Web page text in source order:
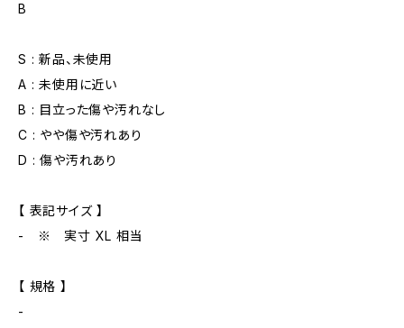
B
S : 新品、未使用
A : 未使用に近い
B : 目立った傷や汚れなし
C : やや傷や汚れあり
D : 傷や汚れあり
【 表記サイズ 】
- ※ 実寸 XL 相当
【 規格 】
-